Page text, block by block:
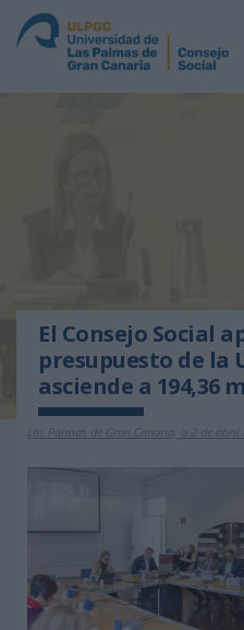
El Consejo Social
presupuesto de la
asciende a 194,36
Las Palmas de Gran Canaria, a 2 de abril